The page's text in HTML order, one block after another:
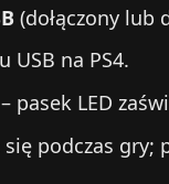
(dołączony lub
USB na PS4.
– pasek LED
się podczas gry;